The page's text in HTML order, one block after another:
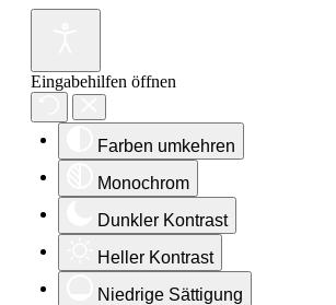
Eingabehilfen öffnen
Farben umkehren
Monochrom
Dunkler Kontrast
Heller Kontrast
Niedrige Sättigung